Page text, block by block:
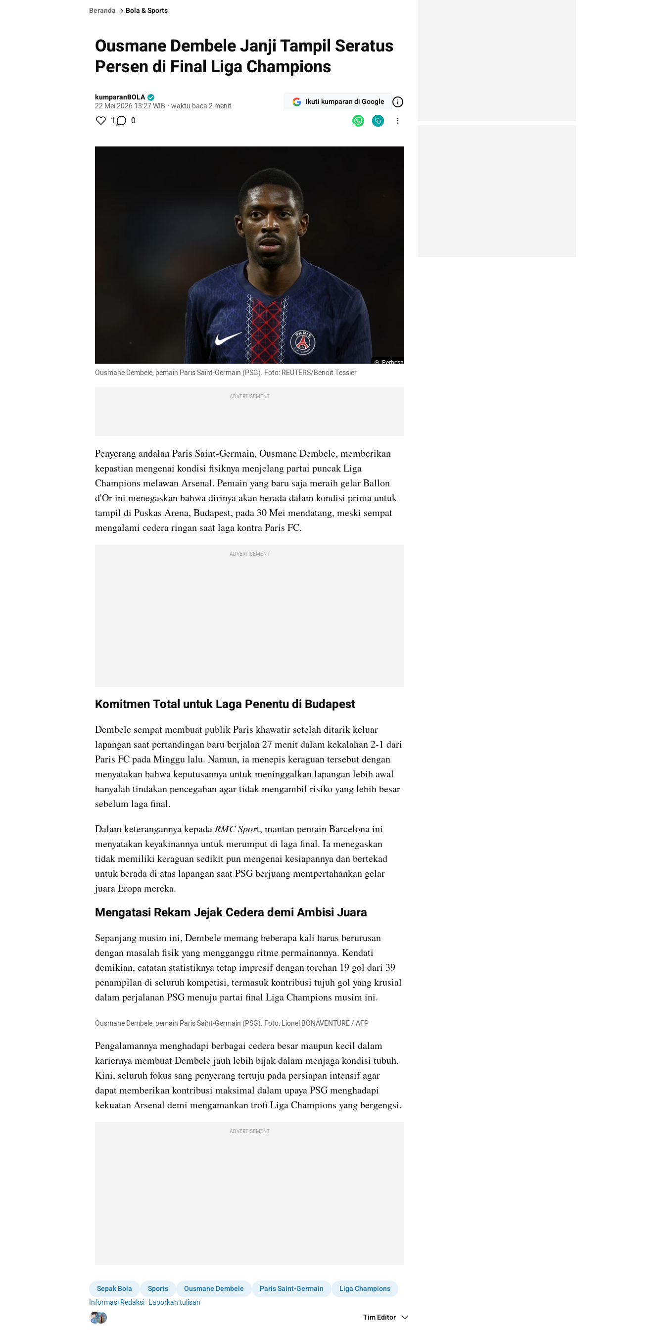
Beranda Bola & Sports
Ousmane Dembele Janji Tampil Seratus
Persen di Final Liga Champions
kumparanBOLA
22 Mei 2026 13:27 WIB · waktu baca 2 menit Ikuti kumparan di Google
1 0
Perbesar
Ousmane Dembele, pemain Paris Saint-Germain (PSG). Foto: REUTERS/Benoit Tessier
ADVERTISEMENT
Penyerang andalan Paris Saint-Germain, Ousmane Dembele, memberikan
kepastian mengenai kondisi fisiknya menjelang partai puncak Liga
Champions melawan Arsenal. Pemain yang baru saja meraih gelar Ballon
d'Or ini menegaskan bahwa dirinya akan berada dalam kondisi prima untuk
tampil di Puskas Arena, Budapest, pada 30 Mei mendatang, meski sempat
mengalami cedera ringan saat laga kontra Paris FC.
ADVERTISEMENT
Komitmen Total untuk Laga Penentu di Budapest
Dembele sempat membuat publik Paris khawatir setelah ditarik keluar
lapangan saat pertandingan baru berjalan 27 menit dalam kekalahan 2-1 dari
Paris FC pada Minggu lalu. Namun, ia menepis keraguan tersebut dengan
menyatakan bahwa keputusannya untuk meninggalkan lapangan lebih awal
hanyalah tindakan pencegahan agar tidak mengambil risiko yang lebih besar
sebelum laga final.
Dalam keterangannya kepada RMC Sport, mantan pemain Barcelona ini
menyatakan keyakinannya untuk merumput di laga final. Ia menegaskan
tidak memiliki keraguan sedikit pun mengenai kesiapannya dan bertekad
untuk berada di atas lapangan saat PSG berjuang mempertahankan gelar
juara Eropa mereka.
Mengatasi Rekam Jejak Cedera demi Ambisi Juara
Sepanjang musim ini, Dembele memang beberapa kali harus berurusan
dengan masalah fisik yang mengganggu ritme permainannya. Kendati
demikian, catatan statistiknya tetap impresif dengan torehan 19 gol dari 39
penampilan di seluruh kompetisi, termasuk kontribusi tujuh gol yang krusial
dalam perjalanan PSG menuju partai final Liga Champions musim ini.
Ousmane Dembele, pemain Paris Saint-Germain (PSG). Foto: Lionel BONAVENTURE / AFP
Pengalamannya menghadapi berbagai cedera besar maupun kecil dalam
kariernya membuat Dembele jauh lebih bijak dalam menjaga kondisi tubuh.
Kini, seluruh fokus sang penyerang tertuju pada persiapan intensif agar
dapat memberikan kontribusi maksimal dalam upaya PSG menghadapi
kekuatan Arsenal demi mengamankan trofi Liga Champions yang bergengsi.
ADVERTISEMENT
Sepak Bola Sports Ousmane Dembele Paris Saint-Germain
Liga Champions
Informasi Redaksi ·Laporkan tulisan
Tim Editor